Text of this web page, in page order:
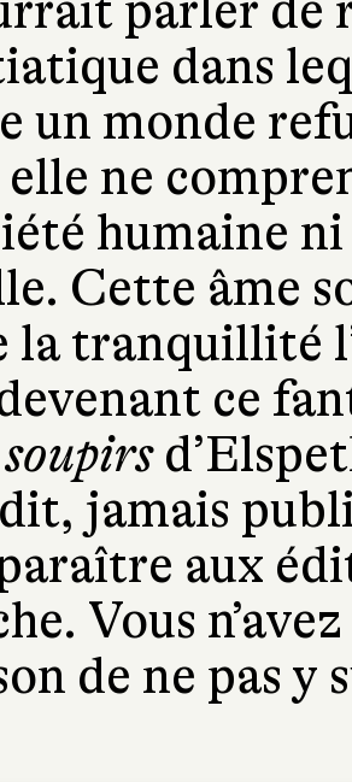
dans
un monde
ne
humaine
Cette âme
la tranquillité
ce
jamais
aux
Vous
de ne pas y